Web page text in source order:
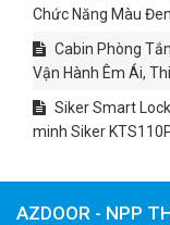
Chức Năng Màu
Cabin Phòng
Vận Hành Êm Ái,
Siker Smart
minh Siker
AZDOOR - NPP